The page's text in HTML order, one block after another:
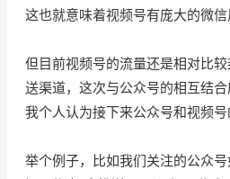
这也就意味着视频号有庞大的微信
但目前视频号的流量还是相对比
送渠道，这次与公众号的相互结合
我个人认为接下来公众号和视频号
举个例子，比如我们关注的公众